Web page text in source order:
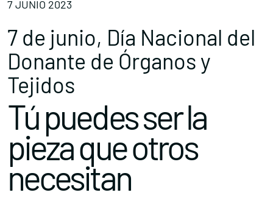
7 JUNIO 2023
7 de junio, Día Nacional del
Donante de Órganos y
Tejidos
Tú puedes ser la
pieza que otros
necesitan